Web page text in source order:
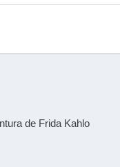
de Frida Kahlo